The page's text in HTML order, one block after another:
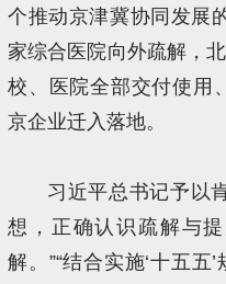
个推动京津冀协同发展
家综合医院向外疏解，
校、医院全部交付使用
京企业迁入落地。
习近平总书记予以
想，正确认识疏解与
解。”“结合实施‘十五五